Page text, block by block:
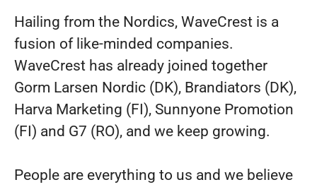
Hailing from the Nordics, WaveCrest is a
fusion of like-minded companies.
WaveCrest has already joined together
Gorm Larsen Nordic (DK), Brandiators (DK),
Harva Marketing (FI), Sunnyone Promotion
(FI) and G7 (RO), and we keep growing.
People are everything to us and we believe